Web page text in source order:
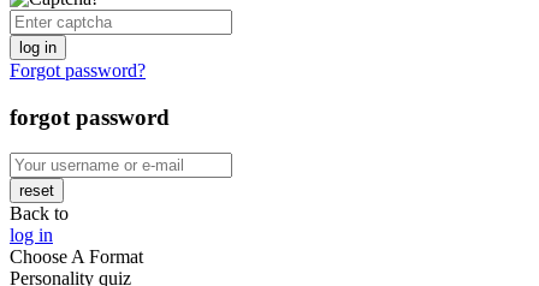
log in
Forgot password?
forgot password
reset
Back to
log in
Choose A Format
Personality quiz